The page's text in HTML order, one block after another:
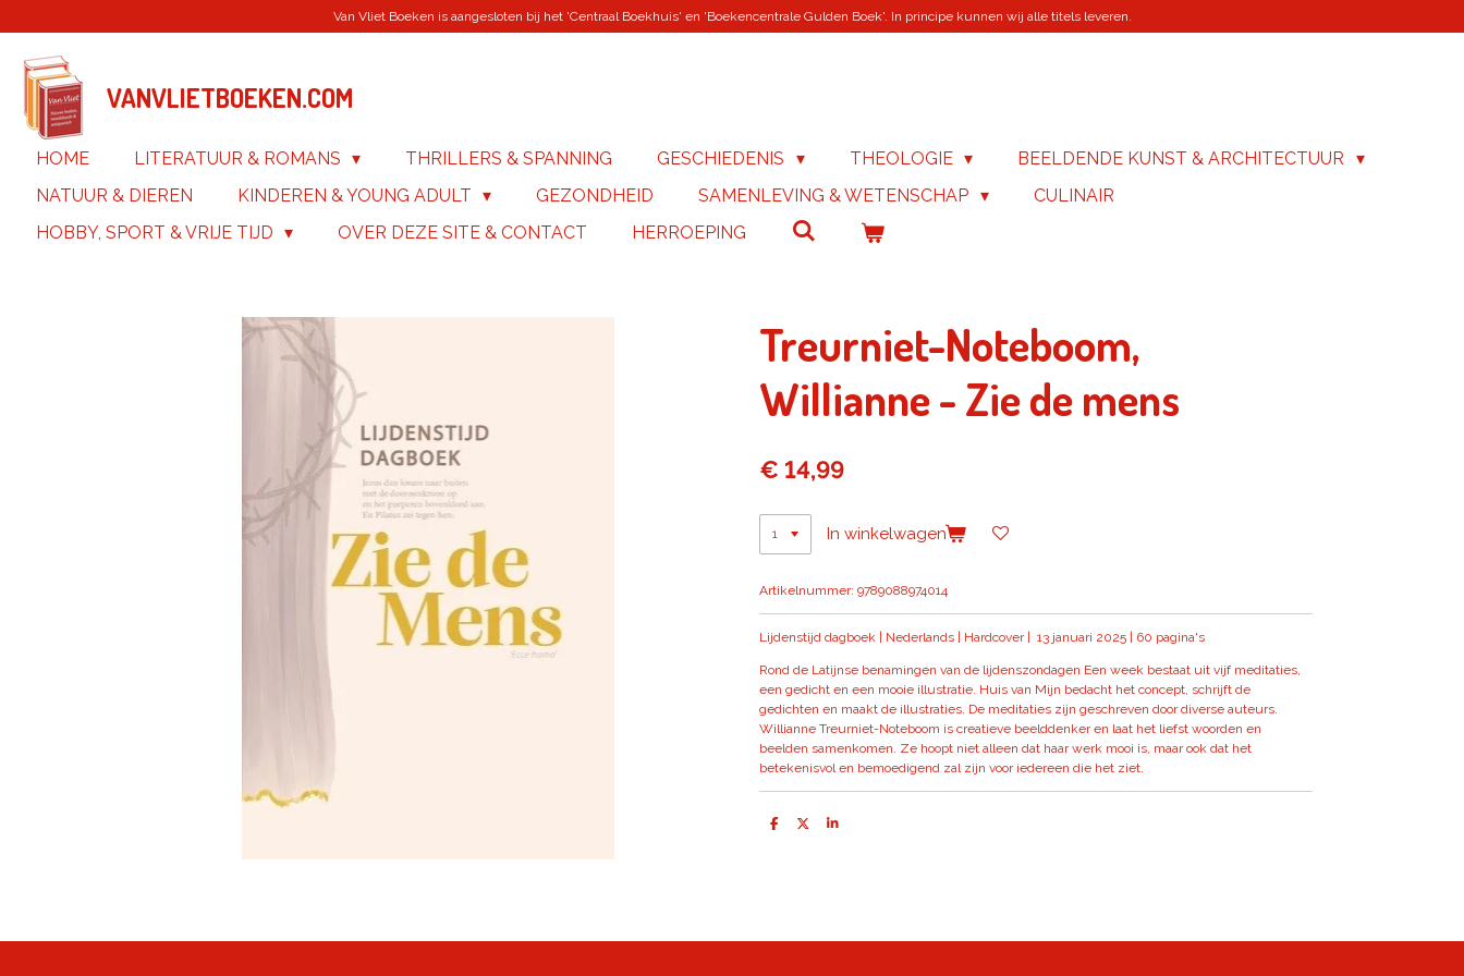
naar
hoofdinhoud
Van Vliet Boeken is aangesloten bij het 'Centraal Boekhuis' en 'Boekencentrale Gulden Boek'. In principe kunnen wij alle titels leveren.
VANVLIETBOEKEN.COM
HOME LITERATUUR & ROMANS THRILLERS & SPANNING GESCHIEDENIS THEOLOGIE
BEELDENDE KUNST & ARCHITECTUUR
NATUUR & DIEREN
KINDEREN & YOUNG ADULT GEZONDHEID SAMENLEVING & WETENSCHAP
CULINAIR
HOBBY, SPORT & VRIJE TIJD
OVER DEZE SITE & CONTACT HERROEPING
Treurniet-Noteboom,
Willianne - Zie de mens
€ 14,99
In winkelwagen
Artikelnummer: 9789088974014
Lijdenstijd dagboek | Nederlands | Hardcover | 13 januari 2025 | 60 pagina's
Rond de Latijnse benamingen van de lijdenszondagen Een week bestaat uit vijf meditaties,
een gedicht en een mooie illustratie. Huis van Mijn bedacht het concept, schrijft de
gedichten en maakt de illustraties. De meditaties zijn geschreven door diverse auteurs.
Willianne Treurniet-Noteboom is creatieve beelddenker en laat het liefst woorden en
beelden samenkomen. Ze hoopt niet alleen dat haar werk mooi is, maar ook dat het
betekenisvol en bemoedigend zal zijn voor iedereen die het ziet.
D
D
S